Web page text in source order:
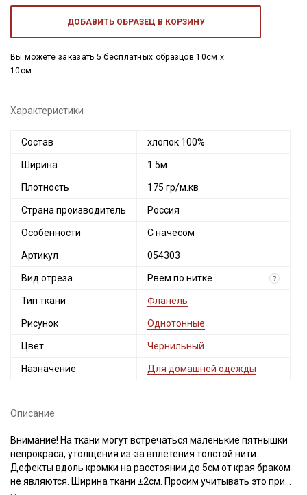
ДОБАВИТЬ ОБРАЗЕЦ В КОРЗИНУ
Вы можете заказать 5 бесплатных образцов 10см x
10см
Характеристики
Состав хлопок 100%
Ширина 1.5м
Плотность 175 гр/м.кв
Страна производитель Россия
Особенности С начесом
Артикул 054303
Вид отреза Рвем по нитке ?
Тип ткани Фланель
Рисунок Однотонные
Цвет Чернильный
Назначение Для домашней одежды
Описание
Внимание! На ткани могут встречаться маленькие пятнышки
непрокраса, утолщения из-за вплетения толстой нити.
Дефекты вдоль кромки на расстоянии до 5см от края браком
не являются. Ширина ткани ±2см. Просим учитывать это при